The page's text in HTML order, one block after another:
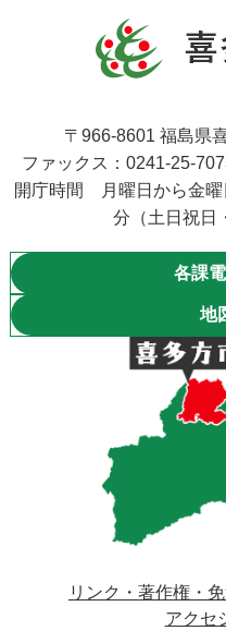
〒966-8601 福島県
ファックス：0241-25-
開庁時間 月曜日から金曜
分（土日祝日
各課
地
リンク・著作権・
アクセ